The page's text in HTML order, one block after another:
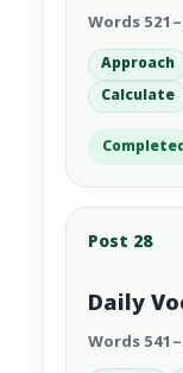
Words
Approach
Calculate
Post 28
Daily
Words